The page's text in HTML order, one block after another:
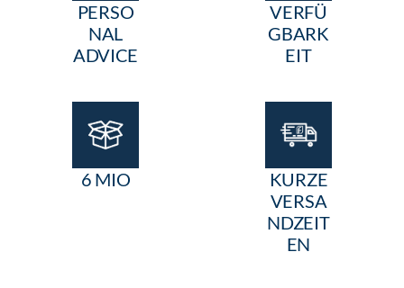
PERSO
NAL
ADVICE
VERFÜ
GBARK
EIT
6 MIO
KURZE
VERSA
NDZEIT
EN